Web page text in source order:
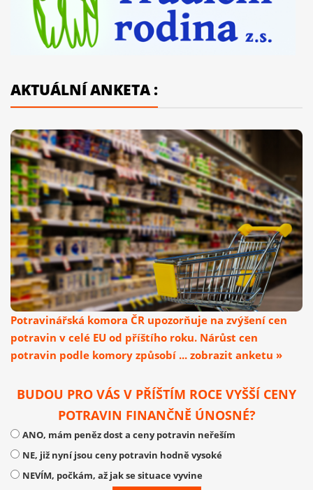
AKTUÁLNÍ ANKETA :
Potravinářská komora ČR upozorňuje na zvýšení cen
potravin v celé EU od příštího roku. Nárůst cen
potravin podle komory způsobí ... zobrazit anketu »
BUDOU PRO VÁS V PŘÍŠTÍM ROCE VYŠŠÍ CENY
POTRAVIN FINANČNĚ ÚNOSNÉ?
ANO, mám peněz dost a ceny potravin neřeším
NE, již nyní jsou ceny potravin hodně vysoké
NEVÍM, počkám, až jak se situace vyvine